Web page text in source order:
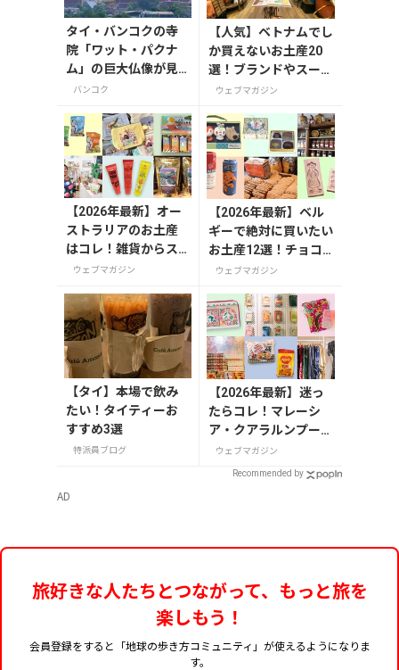
タイ・バンコクの寺
院「ワット・パクナ
ム」の巨大仏像が見
えるカフェ3軒巡り
バンコク
【人気】ベトナムでし
か買えないお土産20
選！ブランドやスーパ
ーのお菓子や雑貨まで
ウェブマガジン
【2026年最新】オー
ストラリアのお土産
はコレ！雑貨からス
ーパーでも買えるグ
ウェブマガジン
【2026年最新】ベル
ギーで絶対に買いたい
お土産12選！チョコ
レートやビール・雑貨
ウェブマガジン
【タイ】本場で飲み
たい！タイティーお
すすめ3選
特派員ブログ
【2026年最新】迷っ
たらコレ！マレーシ
ア・クアラルンプール
で絶対買いたいお土産
15選
ウェブマガジン
Recommended by
AD
旅好きな人たちとつながって、もっと旅を
楽しもう！
会員登録をすると「地球の歩き方コミュニティ」が使えるようになりま
す。